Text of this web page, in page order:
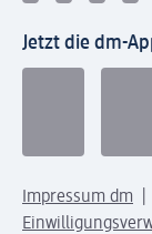
Jetzt die dm-
Impressum dm